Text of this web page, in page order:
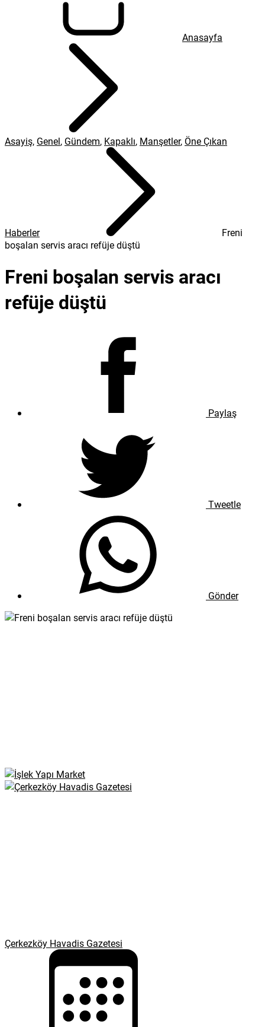
Anasayfa
Asayiş, Genel, Gündem, Kapaklı, Manşetler, Öne Çıkan
Haberler
Freni
boşalan servis aracı refüje düştü
Freni boşalan servis aracı
refüje düştü
Paylaş
Tweetle
Gönder
Çerkezköy Havadis Gazetesi